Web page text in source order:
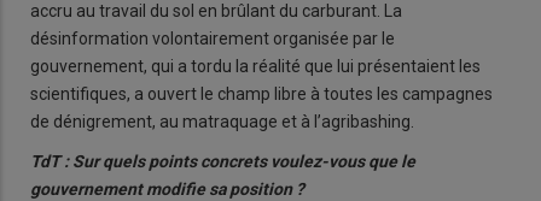
accru au travail du sol en brûlant du carburant. La
désinformation volontairement organisée par le
gouvernement, qui a tordu la réalité que lui présentaient les
scientifiques, a ouvert le champ libre à toutes les campagnes
de dénigrement, au matraquage et à l’agribashing.
TdT : Sur quels points concrets voulez-vous que le
gouvernement modifie sa position ?